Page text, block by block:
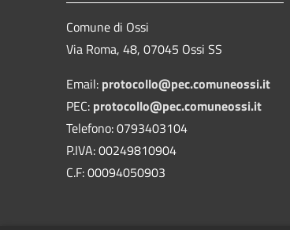
Comune di Ossi
Via Roma, 48, 07045 Ossi SS
Email: protocollo@pec.comuneossi.it
PEC: protocollo@pec.comuneossi.it
Telefono: 0793403104
P.IVA: 00249810904
C.F: 00094050903